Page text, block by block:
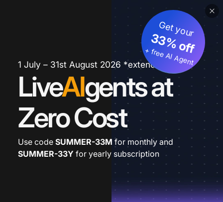
1 July – 31st August 2026 *extended
LiveAIgents at
Zero Cost
Get your
33% off
+ free AI Agent
Use code SUMMER-33M for monthly and
SUMMER-33Y for yearly subscription